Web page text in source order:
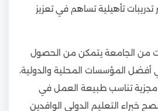
تدريبات تأهيلية تساهم في تعزيز
من الجامعة يتمكن من الحصول
المؤسسات المحلية والدولية،
تناسب طبيعة العمل في
خبراء التعليم الدولي الوافدين